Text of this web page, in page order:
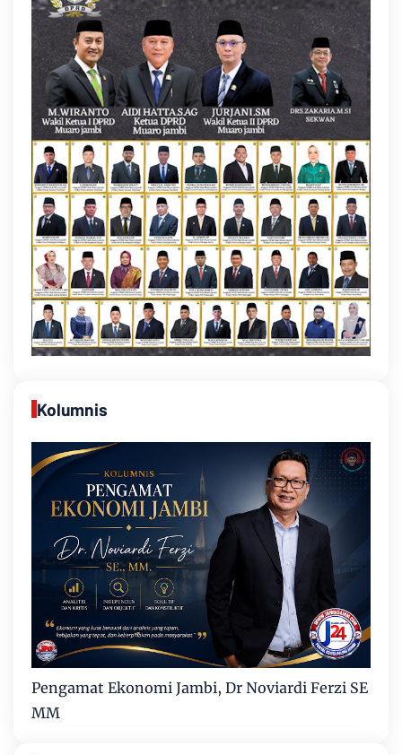
Kolumnis
Pengamat Ekonomi Jambi, Dr Noviardi Ferzi SE
MM